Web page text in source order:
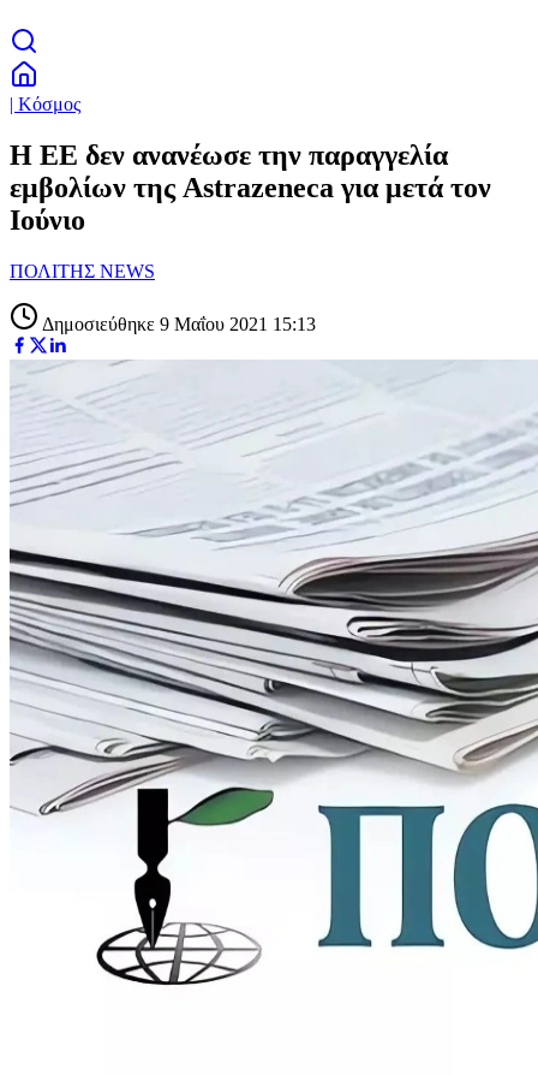
| Κόσμος
Η ΕΕ δεν ανανέωσε την παραγγελία
εμβολίων της Astrazeneca για μετά τον
Ιούνιο
ΠΟΛΙΤΗΣ NEWS
Δημοσιεύθηκε 9 Μαΐου 2021 15:13